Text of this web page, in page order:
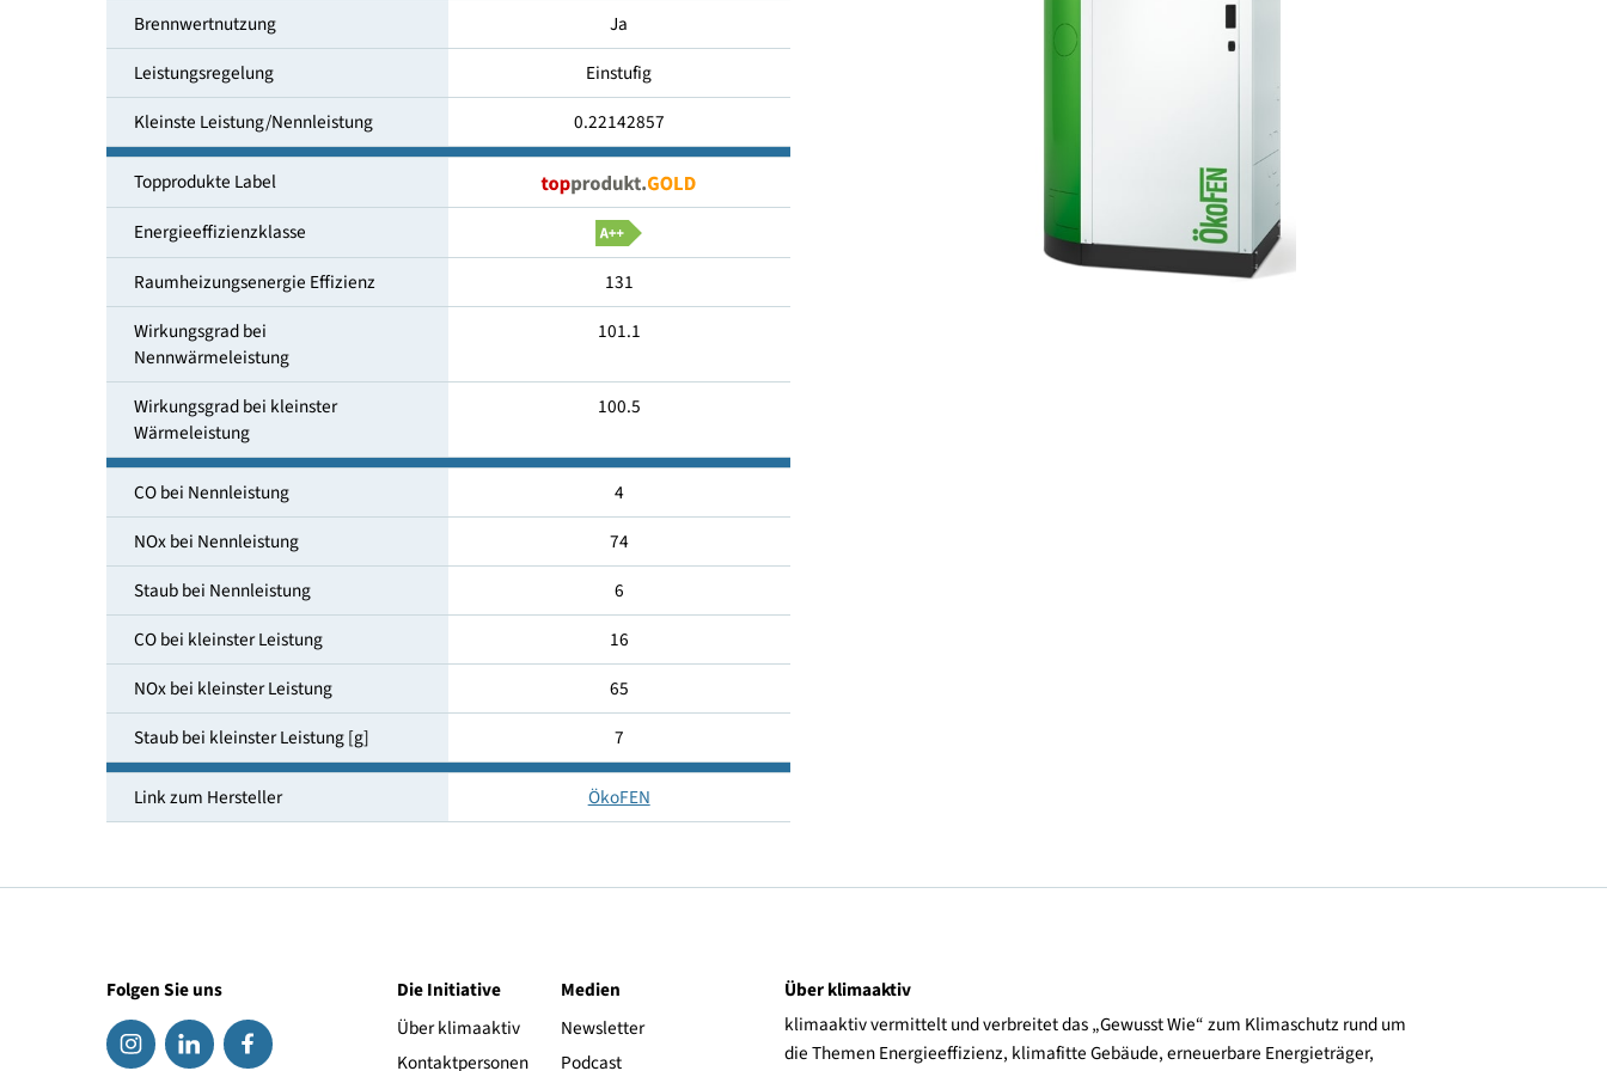
kleinste Leistung [kW]
Brennwertnutzung
Leistungsregelung
Einstufig
Kleinste Leistung/Nennleistung
0.22142857
Topprodukte Label
Energieeffizienzklasse
Raumheizungsenergie Effizienz
Wirkungsgrad bei
Nennwärmeleistung
Wirkungsgrad bei kleinster
Wärmeleistung
100.5
CO bei Nennleistung
NOx bei Nennleistung
74
Staub bei Nennleistung
6
CO bei kleinster Leistung
16
NOx bei kleinster Leistung
65